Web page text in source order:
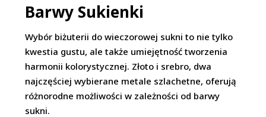
Barwy Sukienki
Wybór biżuterii do wieczorowej sukni to nie tylko
kwestia gustu, ale także umiejętność tworzenia
harmonii kolorystycznej. Złoto i srebro, dwa
najczęściej wybierane metale szlachetne, oferują
różnorodne możliwości w zależności od barwy
sukni.